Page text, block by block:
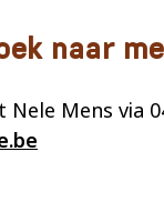
naar
Mens via